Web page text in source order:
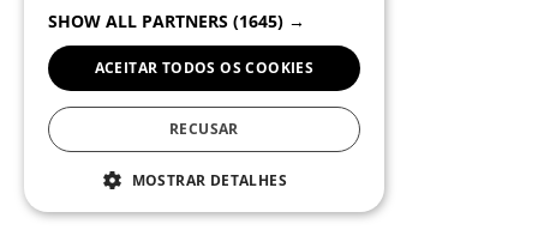
SHOW ALL PARTNERS (1645) →
ACEITAR TODOS OS COOKIES
RECUSAR
MOSTRAR DETALHES